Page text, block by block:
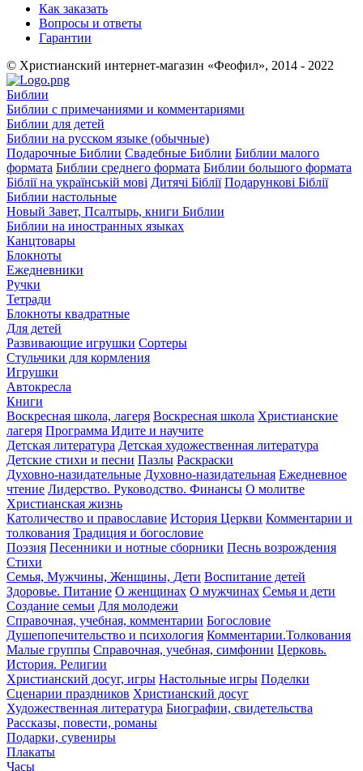
Как заказать
Вопросы и ответы
Гарантии
© Христианский интернет-магазин «Феофил», 2014 - 2022
Библии
Библии с примечаниями и комментариями
Библии для детей
Библии на русском языке (обычные)
Подарочные Библии Свадебные Библии Библии малого
формата Библии среднего формата Библии большого формата
Біблії на українській мові Дитячі Біблії Подарункові Біблії
Библии настольные
Новый Завет, Псалтырь, книги Библии
Библии на иностранных языках
Канцтовары
Блокноты
Ежедневники
Ручки
Тетради
Блокноты квадратные
Для детей
Развивающие игрушки Сортеры
Стульчики для кормления
Игрушки
Автокресла
Книги
Воскресная школа, лагеря Воскресная школа Христианские
лагеря Программа Идите и научите
Детская литература Детская художественная литература
Детские стихи и песни Пазлы Раскраски
Духовно-назидательные Духовно-назидательная Ежедневное
чтение Лидерство. Руководство. Финансы О молитве
Христианская жизнь
Католичество и православие История Церкви Комментарии и
толкования Традиция и богословие
Поэзия Песенники и нотные сборники Песнь возрождения
Стихи
Семья, Мужчины, Женщины, Дети Воспитание детей
Здоровье. Питание О женщинах О мужчинах Семья и дети
Создание семьи Для молодежи
Справочная, учебная, комментарии Богословие
Душепопечительство и психология Комментарии.Толкования
Малые группы Справочная, учебная, симфонии Церковь.
История. Религии
Христианский досуг, игры Настольные игры Поделки
Сценарии праздников Христианский досуг
Художественная литература Биографии, свидетельства
Рассказы, повести, романы
Подарки, сувениры
Плакаты
Часы